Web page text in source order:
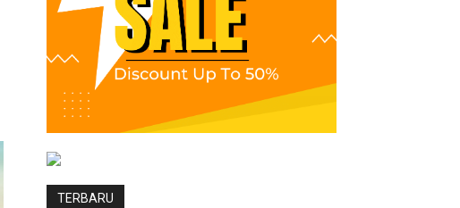
TERBARU